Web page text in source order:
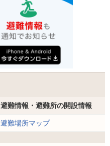
避難情報・避難所の開設情報
避難場所マップ